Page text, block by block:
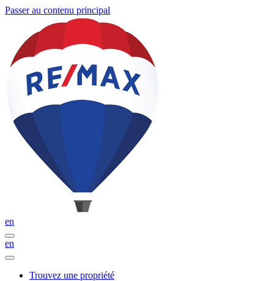
Passer au contenu principal
en
en
Trouvez une propriété